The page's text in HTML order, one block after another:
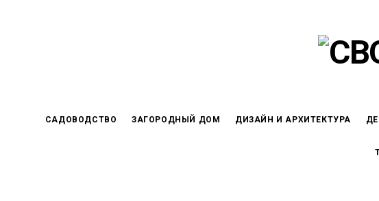
САДОВОДСТВО ЗАГОРОДНЫЙ ДОМ ДИЗАЙН И АРХИТЕКТУРА